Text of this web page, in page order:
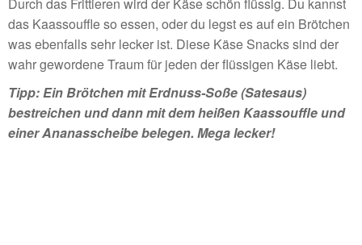
Durch das Frittieren wird der Käse schön flüssig. Du kannst
das Kaassouffle so essen, oder du legst es auf ein Brötchen
was ebenfalls sehr lecker ist. Diese Käse Snacks sind der
wahr gewordene Traum für jeden der flüssigen Käse liebt.
Tipp: Ein Brötchen mit Erdnuss-Soße (Satesaus)
bestreichen und dann mit dem heißen Kaassouffle und
einer Ananasscheibe belegen. Mega lecker!